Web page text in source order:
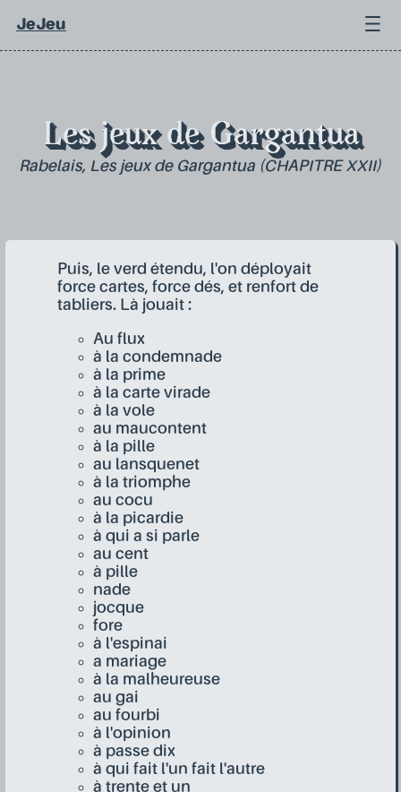
JeJeu
Les jeux de Gargantua
Rabelais, Les jeux de Gargantua (CHAPITRE XXII)
Puis, le verd étendu, l'on déployait
force cartes, force dés, et renfort de
tabliers. Là jouait :
Au flux
à la condemnade
à la prime
à la carte virade
à la vole
au maucontent
à la pille
au lansquenet
à la triomphe
au cocu
à la picardie
à qui a si parle
au cent
à pille
nade
jocque
fore
à l'espinai
a mariage
à la malheureuse
au gai
au fourbi
à l'opinion
à passe dix
à qui fait l'un fait l'autre
à trente et un